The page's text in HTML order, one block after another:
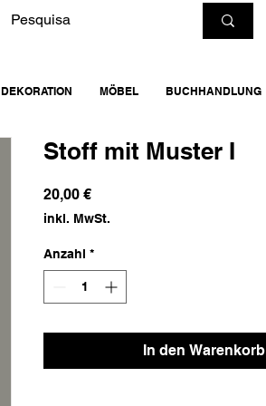
DEKORATION MÖBEL BUCHHANDLUNG
Stoff mit Muster I
20,00 €Preis
inkl. MwSt.
Anzahl *
In den Warenkorb